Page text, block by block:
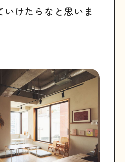
いけたらなと思いま